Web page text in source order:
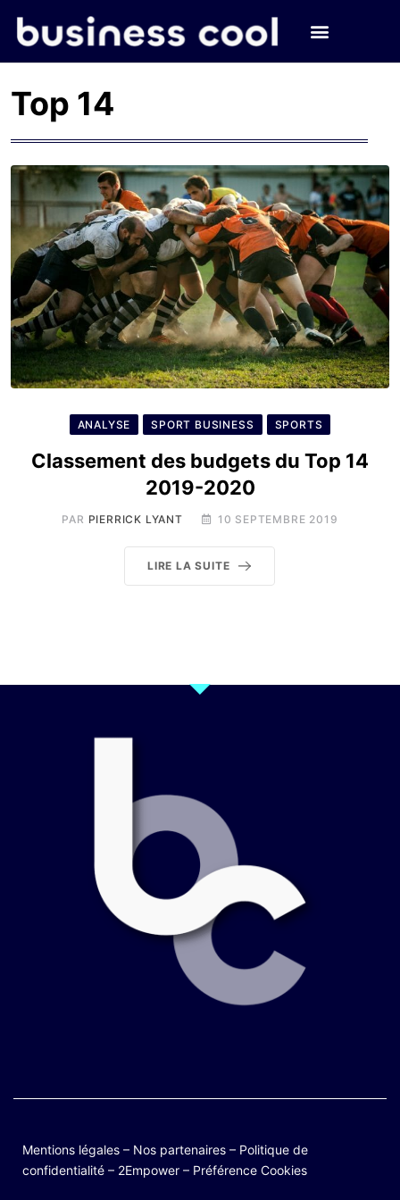
Top 14
ANALYSE SPORT BUSINESS SPORTS
Classement des budgets du Top 14
2019-2020
PAR PIERRICK LYANT 10 SEPTEMBRE 2019
LIRE LA SUITE
Mentions légales – Nos partenaires – Politique de
confidentialité – 2Empower – Préférence Cookies